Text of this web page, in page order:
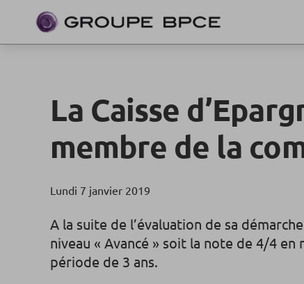
La Caisse
membre de la
Lundi 7 janvier 2019
A la suite de l’évaluation de sa
niveau « Avancé » soit la note de 4/4
période de 3 ans.